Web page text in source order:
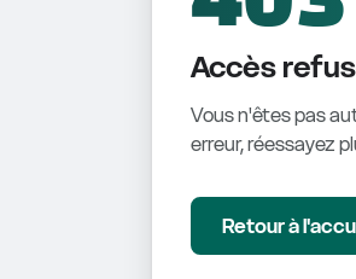
Accès
Vous n'êtes pas
erreur, réessayez
Retour à